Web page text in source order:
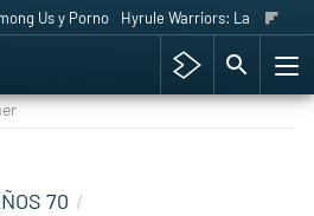
Us y Porno Hyrule Warriors: La Era del
70